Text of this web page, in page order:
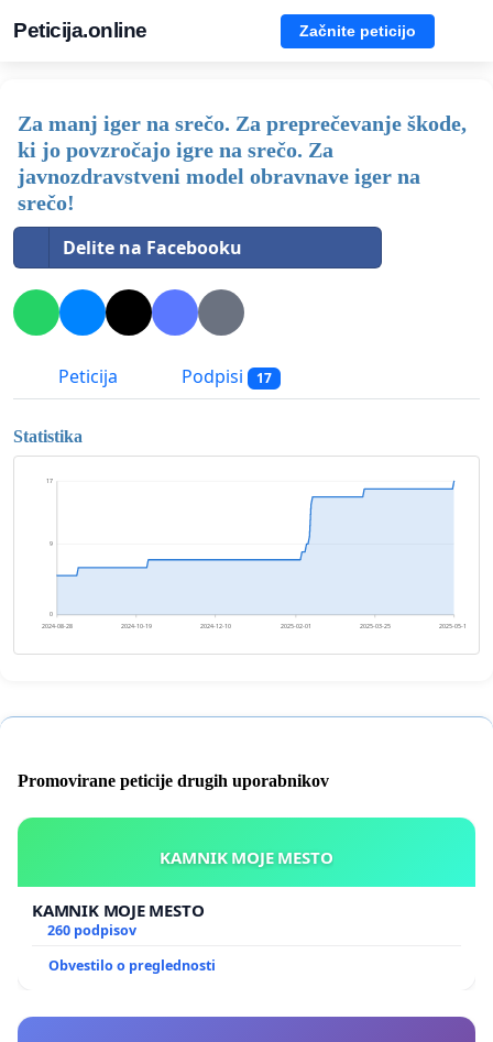
Peticija.online Začnite peticijo
Za manj iger na srečo. Za preprečevanje škode,
ki jo povzročajo igre na srečo. Za
javnozdravstveni model obravnave iger na
srečo!
Delite na Facebooku
Peticija Podpisi 17
Statistika
0
9
17
2024-08-28 2024-10-19 2024-12-10 2025-02-01 2025-03-25 2025-05-16
Promovirane peticije drugih uporabnikov
KAMNIK MOJE MESTO
KAMNIK MOJE MESTO
260 podpisov
Obvestilo o preglednosti